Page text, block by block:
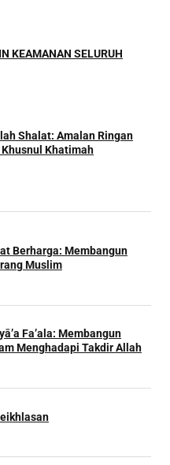
KEAMANAN SELURUH
Shalat: Amalan Ringan
Khatimah
Berharga: Membangun
Muslim
Fa’ala: Membangun
Menghadapi Takdir Allah